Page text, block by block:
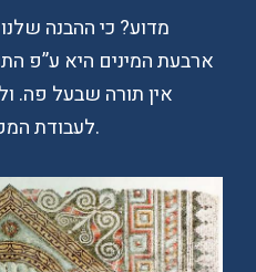
מדוע? כי ההבנה
ארבעת המינים היא ע”פ
אין תורה שבעל פה.
לעבודת המקדש שייכים גם להרגריזים.